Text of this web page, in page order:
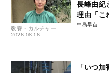
教養・カルチャー
2026.08.06
長峰由紀
理由「こ
中島早苗
「いつ